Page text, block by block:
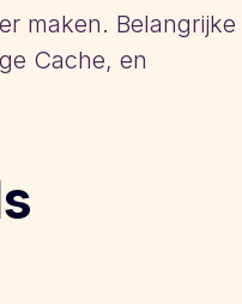
maken. Belangrijke
Cache, en